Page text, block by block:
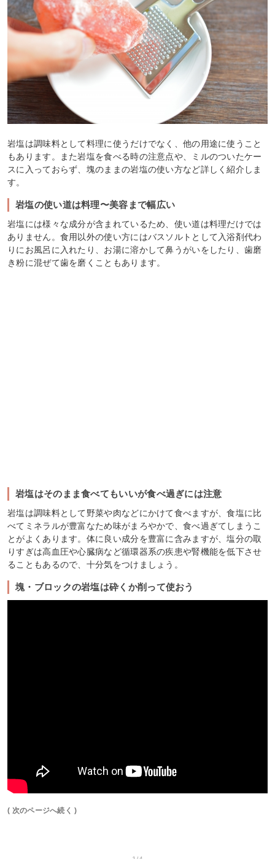
岩塩は調味料として料理に使うだけでなく、他の用途に使うこと
もあります。また岩塩を食べる時の注意点や、ミルのついたケー
スに入っておらず、塊のままの岩塩の使い方など詳しく紹介しま
す。
岩塩の使い道は料理〜美容まで幅広い
岩塩には様々な成分が含まれているため、使い道は料理だけでは
ありません。食用以外の使い方にはバスソルトとして入浴剤代わ
りにお風呂に入れたり、お湯に溶かして鼻うがいをしたり、歯磨
き粉に混ぜて歯を磨くこともあります。
岩塩はそのまま食べてもいいが食べ過ぎには注意
岩塩は調味料として野菜や肉などにかけて食べますが、食塩に比
べてミネラルが豊富なため味がまろやかで、食べ過ぎてしまうこ
とがよくあります。体に良い成分を豊富に含みますが、塩分の取
りすぎは高血圧や心臓病など循環器系の疾患や腎機能を低下させ
ることもあるので、十分気をつけましょう。
塊・ブロックの岩塩は砕くか削って使おう
( 次のページへ続く )